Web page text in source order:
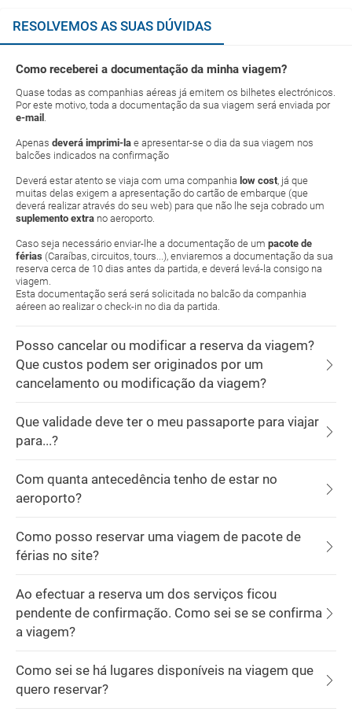
RESOLVEMOS AS SUAS DÚVIDAS
Como receberei a documentação da minha viagem?
Quase todas as companhias aéreas já emitem os bilhetes electrónicos.
Por este motivo, toda a documentação da sua viagem será enviada por
e-mail .
Apenas deverá imprimi-la e apresentar-se o dia da sua viagem nos
balcões indicados na confirmação
Deverá estar atento se viaja com uma companhia low cost, já que
muitas delas exigem a apresentação do cartão de embarque (que
deverá realizar através do seu web) para que não lhe seja cobrado um
suplemento extra no aeroporto.
Caso seja necessário enviar-lhe a documentação de um pacote de
férias (Caraíbas, circuitos, tours...), enviaremos a documentação da sua
reserva cerca de 10 dias antes da partida, e deverá levá-la consigo na
viagem.
Esta documentação será será solicitada no balcão da companhia
aéreen ao realizar o check-in no dia da partida.
Posso cancelar ou modificar a reserva da viagem?
Que custos podem ser originados por um
cancelamento ou modificação da viagem?
Que validade deve ter o meu passaporte para viajar
para...?
Com quanta antecedência tenho de estar no
aeroporto?
Como posso reservar uma viagem de pacote de
férias no site?
Ao efectuar a reserva um dos serviços ficou
pendente de confirmação. Como sei se se confirma
a viagem?
Como sei se há lugares disponíveis na viagem que
quero reservar?